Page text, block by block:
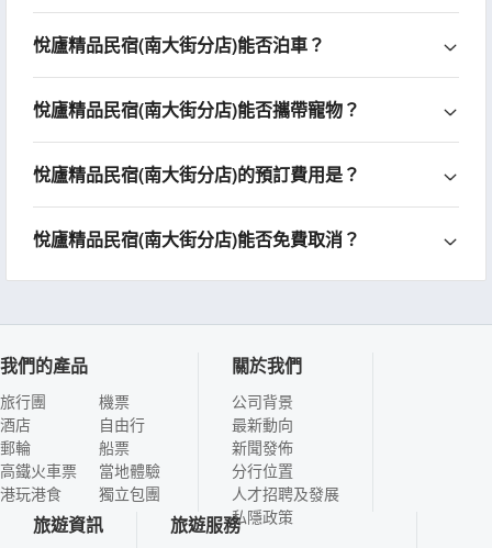
悅廬精品民宿(南大街分店)能否泊車？
悅廬精品民宿(南大街分店)能否攜帶寵物？
悅廬精品民宿(南大街分店)的預訂費用是？
悅廬精品民宿(南大街分店)能否免費取消？
我們的產品
旅行團
酒店
郵輪
高鐵火車票
港玩港食
機票
自由行
船票
當地體驗
獨立包團
關於我們
公司背景
最新動向
新聞發佈
分行位置
人才招聘及發展
私隱政策
旅遊資訊 旅遊服務